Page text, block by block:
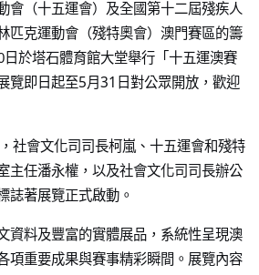
會（十五運會）及全國第十二屆殘疾人
匹克運動會（殘特奧會）澳門賽區的籌
日於塔石體育館大堂舉行「十五運澳賽
覽即日起至5月31 日對公眾開放，歡迎
社會文化司司長柯嵐、十五運會和殘特
主任潘永權，以及社會文化司司長辦公
誌著展覽正式啟動。
資料及豐富的實體展品，系統性呈現澳
項重要成果與賽事精彩瞬間。展覽內容